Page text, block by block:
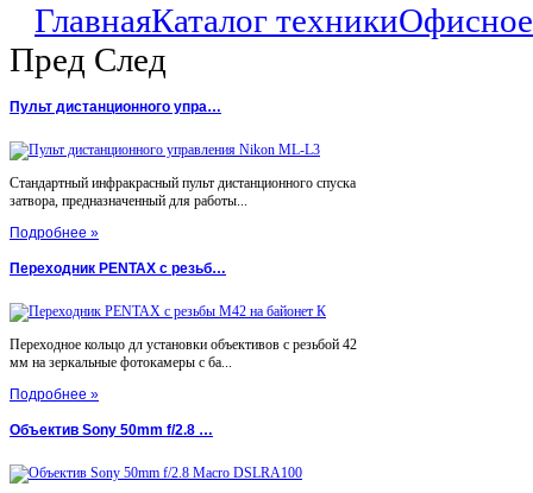
ГлавнаяКаталог техники
Пред След
Пульт дистанционного упра…
Стандартный инфракрасный пульт дистанционного спуска
затвора, предназначенный для работы...
Подробнее »
Переходник PENTAX с резьб…
Переходное кольцо дл установки объективов с резьбой 42
мм на зеркальные фотокамеры с ба...
Подробнее »
Объектив Sony 50mm f/2.8 …